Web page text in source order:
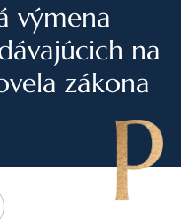
výmena
na
zákona